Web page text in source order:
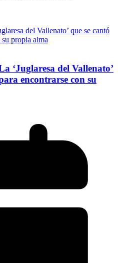
‘Juglaresa del Vallenato’
encontrarse con su